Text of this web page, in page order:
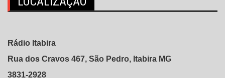
Rádio Itabira
Rua dos Cravos 467, São Pedro, Itabira MG
3831-2928